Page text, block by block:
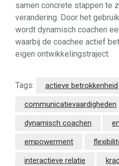
samen concrete stappen te
verandering. Door het
wordt dynamisch coachen
waarbij de coachee actief
eigen ontwikkelingstraject.
Tags: actieve betrokkenheid
communicatievaardigheden
dynamisch coachen
empowerment
interactieve relatie